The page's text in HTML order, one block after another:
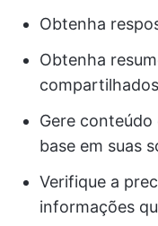
Obtenha
Obtenha
Gere
base em suas
Verifique a
informações